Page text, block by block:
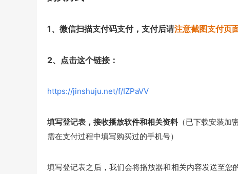
1、微信扫描支付码支付，支付后请注意截图支付页
2、点击这个链接：
https://jinshuju.net/f/IZPaVV
填写登记表，接收播放软件和相关资料 （已下载安装
需在支付过程中填写购买过的手机号）
填写登记表之后，我们会将播放器和相关内容发送至